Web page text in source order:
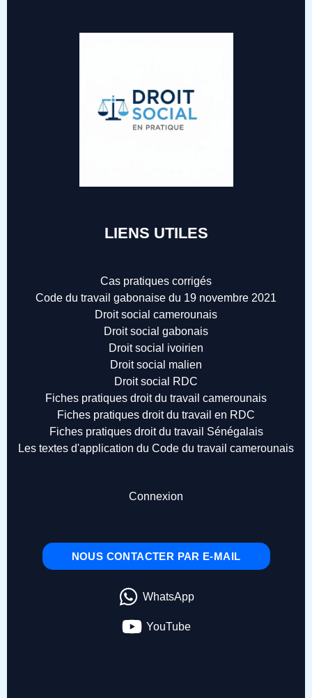
LIENS UTILES
Cas pratiques corrigés
Code du travail gabonaise du 19 novembre 2021
Droit social camerounais
Droit social gabonais
Droit social ivoirien
Droit social malien
Droit social RDC
Fiches pratiques droit du travail camerounais
Fiches pratiques droit du travail en RDC
Fiches pratiques droit du travail Sénégalais
Les textes d'application du Code du travail camerounais
Connexion
NOUS CONTACTER PAR E-MAIL
WhatsApp
YouTube